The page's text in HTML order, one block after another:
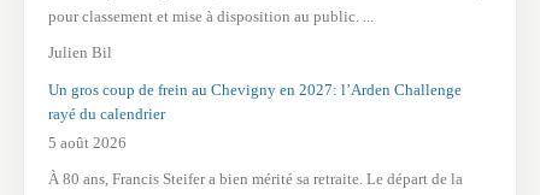
pour classement et mise à disposition au public. ...
Julien Bil
Un gros coup de frein au Chevigny en 2027: l’Arden Challenge
rayé du calendrier
5 août 2026
À 80 ans, Francis Steifer a bien mérité sa retraite. Le départ de la